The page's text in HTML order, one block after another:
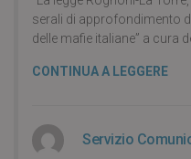
serali di approfondimento
delle mafie italiane” a cura
CONTINUA A LEGGERE
Servizio